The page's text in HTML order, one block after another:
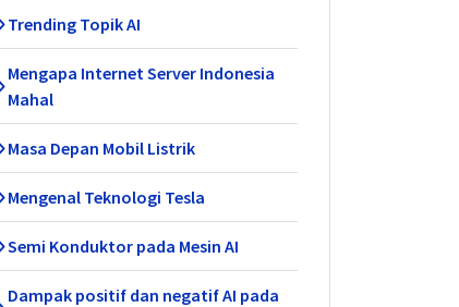
Trending Topik AI
Mengapa Internet Server Indonesia
Mahal
Masa Depan Mobil Listrik
Mengenal Teknologi Tesla
Semi Konduktor pada Mesin AI
Dampak positif dan negatif AI pada